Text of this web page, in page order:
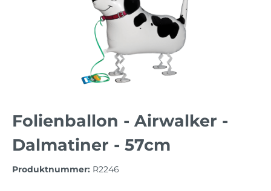
Folienballon - Airwalker -
Dalmatiner - 57cm
Produktnummer: R2246